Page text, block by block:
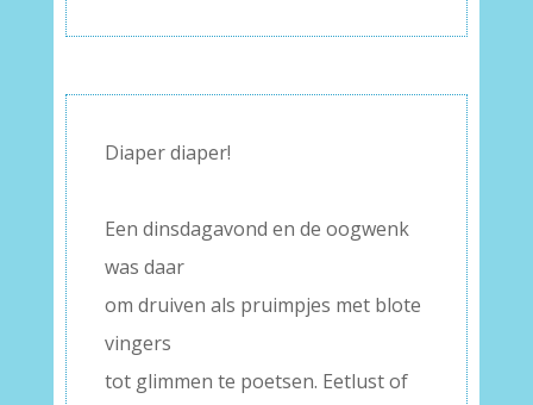
Diaper diaper!
Een dinsdagavond en de oogwenk
was daar
om druiven als pruimpjes met blote
vingers
tot glimmen te poetsen. Eetlust of